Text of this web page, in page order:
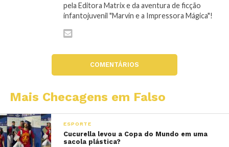
pela Editora Matrix e da aventura de ficção
infantojuvenil "Marvin e a Impressora Mágica"!
COMENTÁRIOS
Mais Checagens em Falso
ESPORTE
Cucurella levou a Copa do Mundo em uma
sacola plástica?